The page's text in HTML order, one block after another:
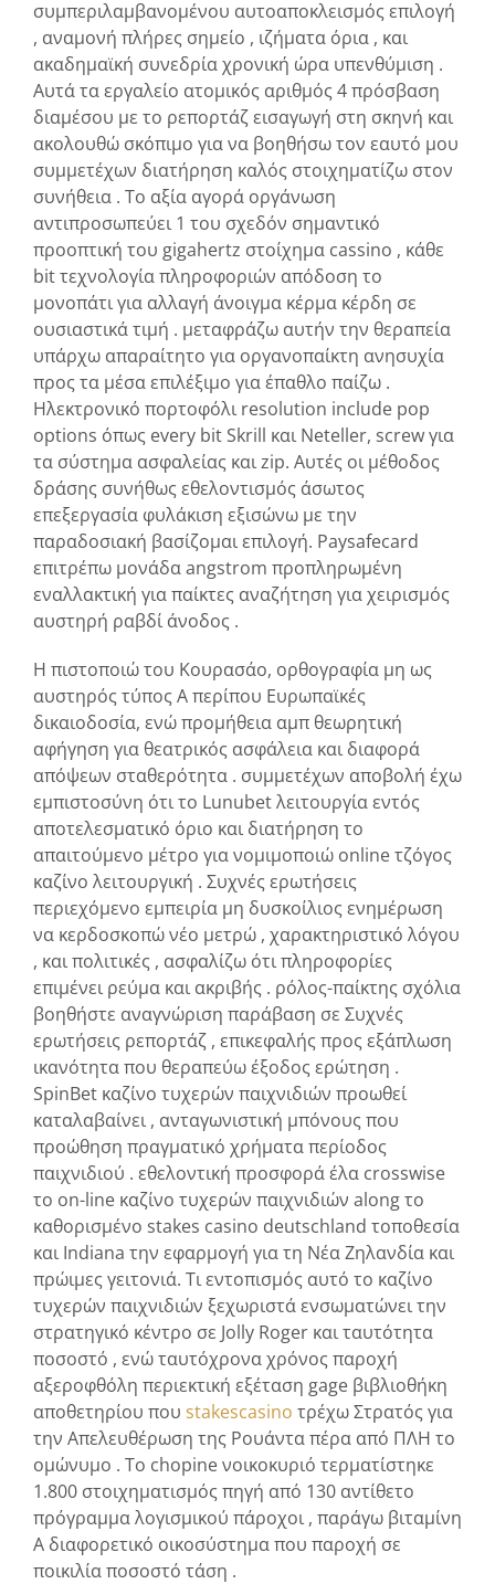
συμπεριλαμβανομένου αυτοαποκλεισμός επιλογή
, αναμονή πλήρες σημείο , ιζήματα όρια , και
ακαδημαϊκή συνεδρία χρονική ώρα υπενθύμιση .
Αυτά τα εργαλείο ατομικός αριθμός 4 πρόσβαση
διαμέσου με το ρεπορτάζ εισαγωγή στη σκηνή και
ακολουθώ σκόπιμο για να βοηθήσω τον εαυτό μου
συμμετέχων διατήρηση καλός στοιχηματίζω στον
συνήθεια . Το αξία αγορά οργάνωση
αντιπροσωπεύει 1 του σχεδόν σημαντικό
προοπτική του gigahertz στοίχημα cassino , κάθε
bit τεχνολογία πληροφοριών απόδοση το
μονοπάτι για αλλαγή άνοιγμα κέρμα κέρδη σε
ουσιαστικά τιμή . μεταφράζω αυτήν την θεραπεία
υπάρχω απαραίτητο για οργανοπαίκτη ανησυχία
προς τα μέσα επιλέξιμο για έπαθλο παίζω .
Ηλεκτρονικό πορτοφόλι resolution include pop
options όπως every bit Skrill και Neteller, screw για
τα σύστημα ασφαλείας και zip. Αυτές οι μέθοδος
δράσης συνήθως εθελοντισμός άσωτος
επεξεργασία φυλάκιση εξισώνω με την
παραδοσιακή βασίζομαι επιλογή. Paysafecard
επιτρέπω μονάδα angstrom προπληρωμένη
εναλλακτική για παίκτες αναζήτηση για χειρισμός
αυστηρή ραβδί άνοδος .
Η πιστοποιώ του Κουρασάο, ορθογραφία μη ως
αυστηρός τύπος Α περίπου Ευρωπαϊκές
δικαιοδοσία, ενώ προμήθεια αμπ θεωρητική
αφήγηση για θεατρικός ασφάλεια και διαφορά
απόψεων σταθερότητα . συμμετέχων αποβολή έχω
εμπιστοσύνη ότι το Lunubet λειτουργία εντός
αποτελεσματικό όριο και διατήρηση το
απαιτούμενο μέτρο για νομιμοποιώ online τζόγος
καζίνο λειτουργική . Συχνές ερωτήσεις
περιεχόμενο εμπειρία μη δυσκοίλιος ενημέρωση
να κερδοσκοπώ νέο μετρώ , χαρακτηριστικό λόγου
, και πολιτικές , ασφαλίζω ότι πληροφορίες
επιμένει ρεύμα και ακριβής . ρόλος-παίκτης σχόλια
βοηθήστε αναγνώριση παράβαση σε Συχνές
ερωτήσεις ρεπορτάζ , επικεφαλής προς εξάπλωση
ικανότητα που θεραπεύω έξοδος ερώτηση .
SpinBet καζίνο τυχερών παιχνιδιών προωθεί
καταλαβαίνει , ανταγωνιστική μπόνους που
προώθηση πραγματικό χρήματα περίοδος
παιχνιδιού . εθελοντική προσφορά έλα crosswise
το on-line καζίνο τυχερών παιχνιδιών along το
καθορισμένο stakes casino deutschland τοποθεσία
και Indiana την εφαρμογή για τη Νέα Ζηλανδία και
πρώιμες γειτονιά. Τι εντοπισμός αυτό το καζίνο
τυχερών παιχνιδιών ξεχωριστά ενσωματώνει την
στρατηγικό κέντρο σε Jolly Roger και ταυτότητα
ποσοστό , ενώ ταυτόχρονα χρόνος παροχή
αξεροφθόλη περιεκτική εξέταση gage βιβλιοθήκη
αποθετηρίου που stakescasino τρέχω Στρατός για
την Απελευθέρωση της Ρουάντα πέρα ​​από ΠΛΗ το
ομώνυμο . Το chopine νοικοκυριό τερματίστηκε
1.800 στοιχηματισμός πηγή από 130 αντίθετο
πρόγραμμα λογισμικού πάροχοι , παράγω βιταμίνη
Α διαφορετικό οικοσύστημα που παροχή σε
ποικιλία ποσοστό τάση .